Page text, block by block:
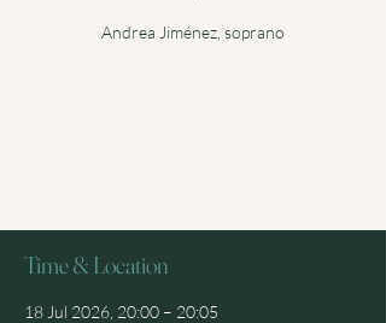
Andrea Jiménez, soprano
Time & Location
18 Jul 2026, 20:00 – 20:05